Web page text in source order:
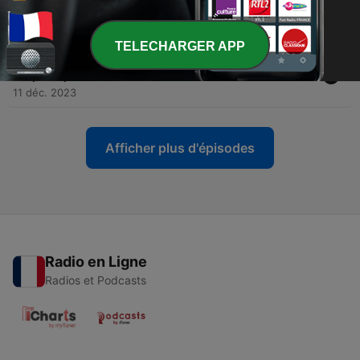
transport
15 janv. 2024
2 - #2 Pomona : la banane, l’importateur et le
percepteur
11 déc. 2023
Afficher plus d'épisodes
Radio en Ligne
Radios et Podcasts
TELECHARGER APP